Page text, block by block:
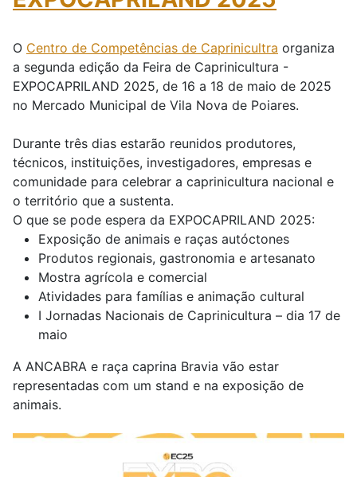
O Centro de Competências de Caprinicultra organiza
a segunda edição da Feira de Caprinicultura -
EXPOCAPRILAND 2025, de 16 a 18 de maio de 2025
no Mercado Municipal de Vila Nova de Poiares.
Durante três dias estarão reunidos produtores,
técnicos, instituições, investigadores, empresas e
comunidade para celebrar a caprinicultura nacional e
o território que a sustenta.
O que se pode espera da EXPOCAPRILAND 2025:
Exposição de animais e raças autóctones
Produtos regionais, gastronomia e artesanato
Mostra agrícola e comercial
Atividades para famílias e animação cultural
I Jornadas Nacionais de Caprinicultura – dia 17 de
maio
A ANCABRA e raça caprina Bravia vão estar
representadas com um stand e na exposição de
animais.